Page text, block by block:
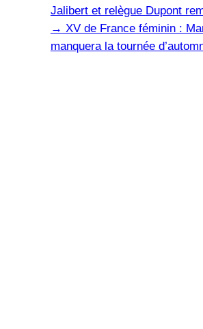
Jalibert et relègue Dupont
→ XV de France féminin :
manquera la tournée